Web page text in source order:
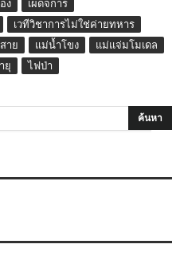
ง
เผด็จการ
เวทีวิชาการไม่ใช่ค่ายทหาร
าย แม่น้ำโขง
แม่แจ่มโมเดล
ยุ ไฟป่า